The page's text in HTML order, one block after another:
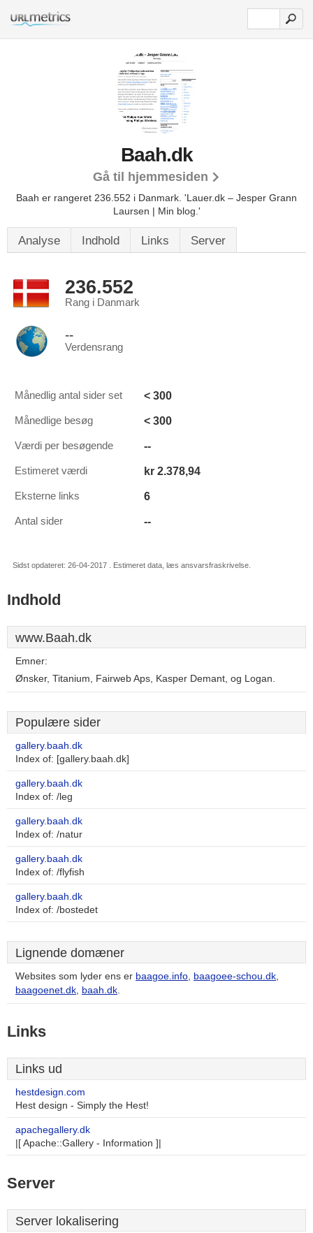
Baah.dk
Gå til hjemmesiden
Baah er rangeret 236.552 i Danmark. 'Lauer.dk – Jesper Grann
Laursen | Min blog.'
Analyse Indhold Links Server
236.552
Rang i Danmark
--
Verdensrang
Månedlig antal sider set < 300
Månedlige besøg < 300
Værdi per besøgende --
Estimeret værdi kr 2.378,94
Eksterne links 6
Antal sider --
Sidst opdateret: 26-04-2017 . Estimeret data, læs ansvarsfraskrivelse.
Indhold
www.Baah.dk
Emner:
Ønsker, Titanium, Fairweb Aps, Kasper Demant, og Logan.
Populære sider
gallery.baah.dk
Index of: [gallery.baah.dk]
gallery.baah.dk
Index of: /leg
gallery.baah.dk
Index of: /natur
gallery.baah.dk
Index of: /flyfish
gallery.baah.dk
Index of: /bostedet
Lignende domæner
Websites som lyder ens er baagoe.info, baagoee-schou.dk,
baagoenet.dk, baah.dk.
Links
Links ud
hestdesign.com
Hest design - Simply the Hest!
apachegallery.dk
|[ Apache::Gallery - Information ]|
Server
Server lokalisering